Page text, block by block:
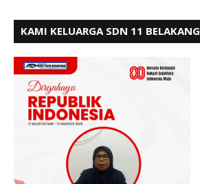
KAMI KELUARGA SDN 11